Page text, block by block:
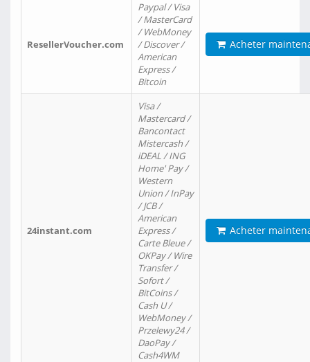
ResellerVoucher.com
Paypal / Visa
/ MasterCard
/ WebMoney
/ Discover /
American
Express /
Bitcoin
Acheter
24instant.com
Visa /
Mastercard /
Bancontact
Mistercash /
iDEAL / ING
Home' Pay /
Western
Union / InPay
/ JCB /
American
Express /
Carte Bleue /
OKPay / Wire
Transfer /
Sofort /
BitCoins /
Cash U /
WebMoney /
Przelewy24 /
DaoPay /
Cash4WM
Acheter